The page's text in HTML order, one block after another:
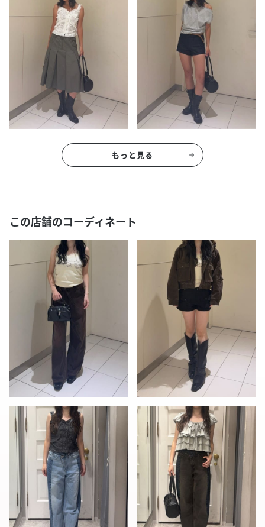
もっと見る
この店舗のコーディネート